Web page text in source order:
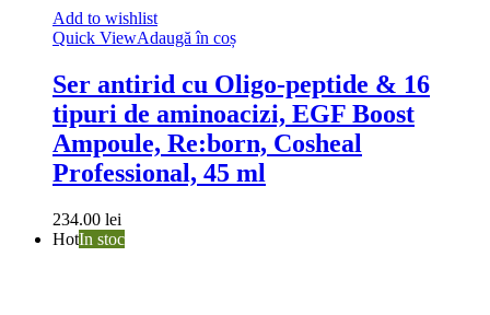
Add to wishlist
Quick ViewAdaugă în coș
Ser antirid cu Oligo-peptide & 16
tipuri de aminoacizi, EGF Boost
Ampoule, Re:born, Cosheal
Professional, 45 ml
234.00 lei
HotIn stoc